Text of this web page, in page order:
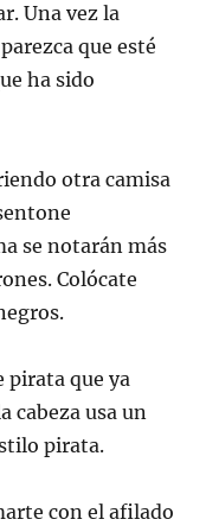
Una vez la
que esté
ha sido
otra camisa
se notarán más
Colócate
pirata que ya
cabeza usa un
pirata.
con el afilado